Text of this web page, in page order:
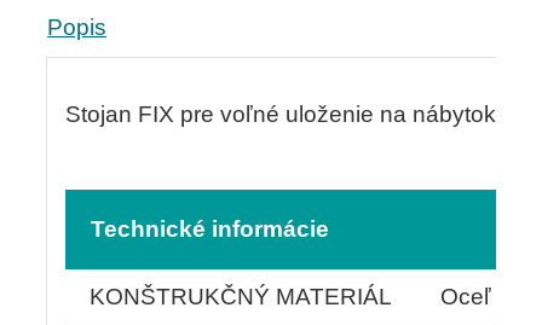
Popis
Stojan FIX pre voľné uloženie na nábytok.
Technické informácie
KONŠTRUKČNÝ MATERIÁL Oceľ